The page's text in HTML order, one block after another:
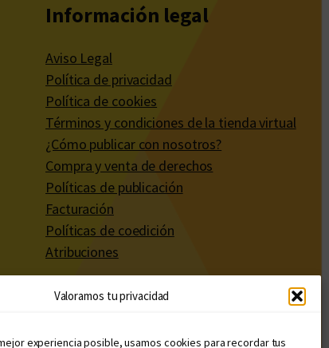
Valoramos tu privacidad
experiencia posible, usamos cookies para recordar tus
Información legal
Aviso Legal
Política de privacidad
Política de cookies
Términos y condiciones de la tienda virtual
¿Cómo publicar con nosotros?
Compra y venta de derechos
Políticas de publicación
Facturación
Políticas de coedición
Atribuciones